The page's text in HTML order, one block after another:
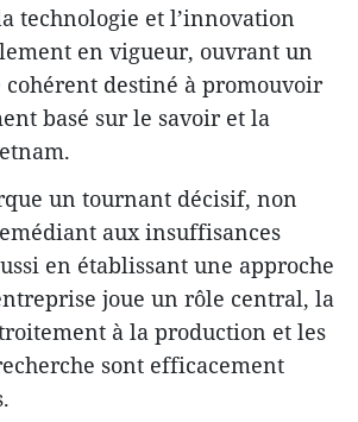
technologie et l’innovation
en vigueur, ouvrant un
destiné à promouvoir
basé sur le savoir et la
un tournant décisif, non
aux insuffisances
en établissant une approche
joue un rôle central, la
à la production et les
sont efficacement